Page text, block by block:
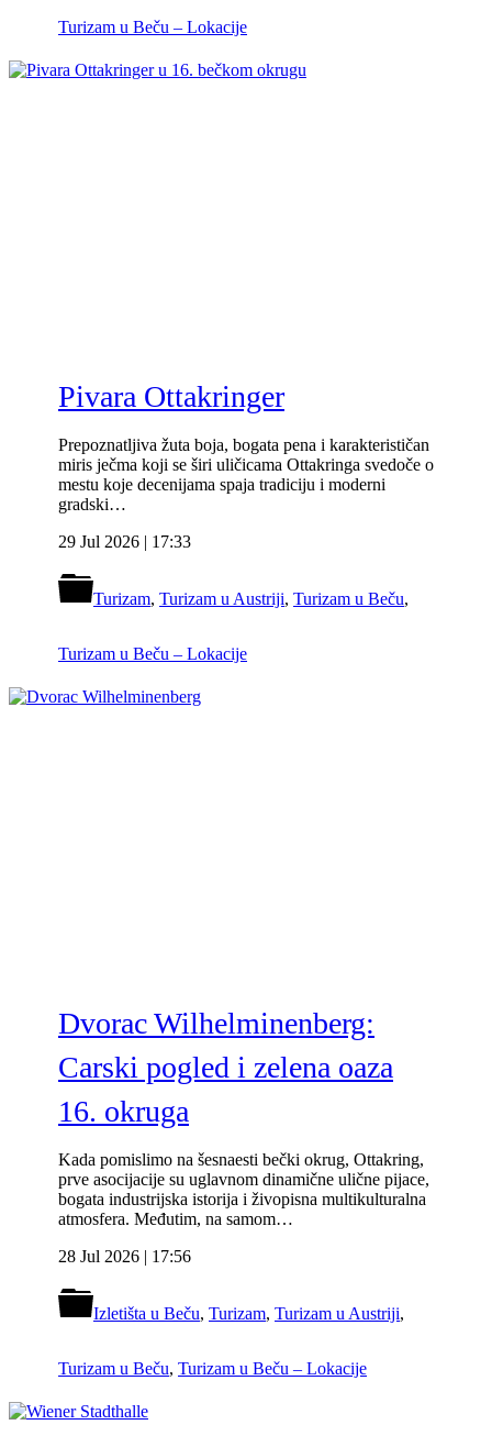
Turizam u Beču – Lokacije
Pivara Ottakringer
Prepoznatljiva žuta boja, bogata pena i karakterističan
miris ječma koji se širi uličicama Ottakringa svedoče o
mestu koje decenijama spaja tradiciju i moderni
gradski…
29 Jul 2026 | 17:33
Turizam, Turizam u Austriji, Turizam u Beču,
Turizam u Beču – Lokacije
Dvorac Wilhelminenberg:
Carski pogled i zelena oaza
16. okruga
Kada pomislimo na šesnaesti bečki okrug, Ottakring,
prve asocijacije su uglavnom dinamične ulične pijace,
bogata industrijska istorija i živopisna multikulturalna
atmosfera. Međutim, na samom…
28 Jul 2026 | 17:56
Izletišta u Beču, Turizam, Turizam u Austriji,
Turizam u Beču, Turizam u Beču – Lokacije